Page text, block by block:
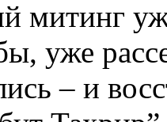
митинг
уже
– и